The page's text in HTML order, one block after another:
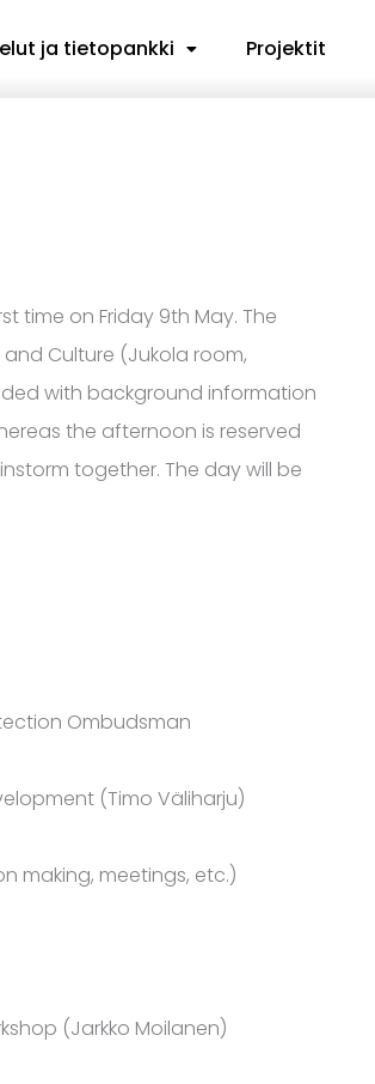
ja tietopankki Projektit
time on Friday 9th May. The
Culture (Jukola room,
with background information
the afternoon is reserved
together. The day will be
Ombudsman
(Timo Väliharju)
making, meetings, etc.)
(Jarkko Moilanen)